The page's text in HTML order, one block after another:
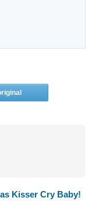
Kisser Cry Baby!